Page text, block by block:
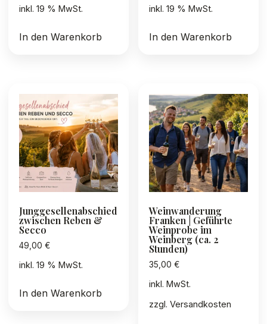
inkl. 19 % MwSt.
In den Warenkorb
inkl. 19 % MwSt.
In den Warenkorb
Junggesellenabschied
zwischen Reben &
Secco
49,00 €
inkl. 19 % MwSt.
In den Warenkorb
Weinwanderung
Franken | Geführte
Weinprobe im
Weinberg (ca. 2
Stunden)
35,00€
inkl. MwSt.
zzgl.Versandkosten